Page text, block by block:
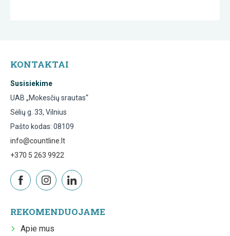
KONTAKTAI
Susisiekime
UAB „Mokesčių srautas“
Sėlių g. 33, Vilnius
Pašto kodas: 08109
info@countline.lt
+370 5 263 9922
REKOMENDUOJAME
Apie mus